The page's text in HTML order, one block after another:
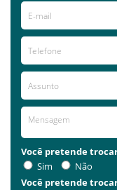
Você pretende
Sim
Não
Você pretende